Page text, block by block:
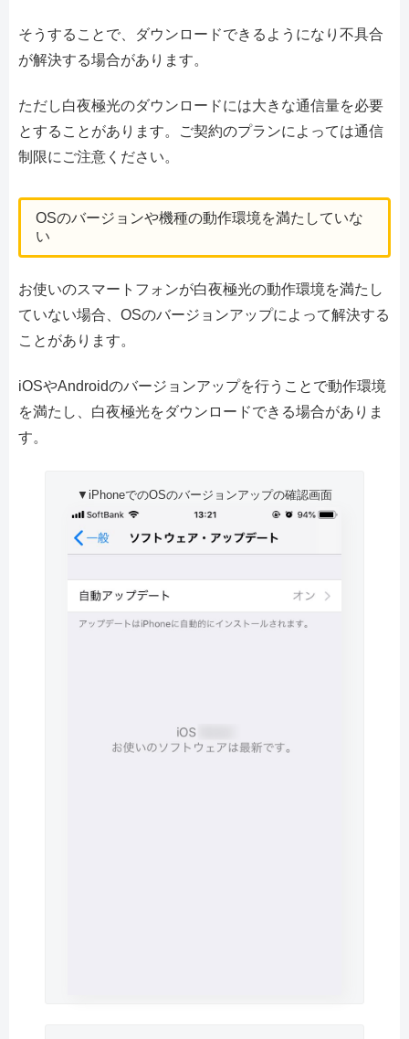
そうすることで、ダウンロードできるようになり不具合
が解決する場合があります。
ただし白夜極光のダウンロードには大きな通信量を必要
とすることがあります。ご契約のプランによっては通信
制限にご注意ください。
OSのバージョンや機種の動作環境を満たしていな
い
お使いのスマートフォンが白夜極光の動作環境を満たし
ていない場合、OSのバージョンアップによって解決する
ことがあります。
iOSやAndroidのバージョンアップを行うことで動作環境
を満たし、白夜極光をダウンロードできる場合がありま
す。
▼iPhoneでのOSのバージョンアップの確認画面